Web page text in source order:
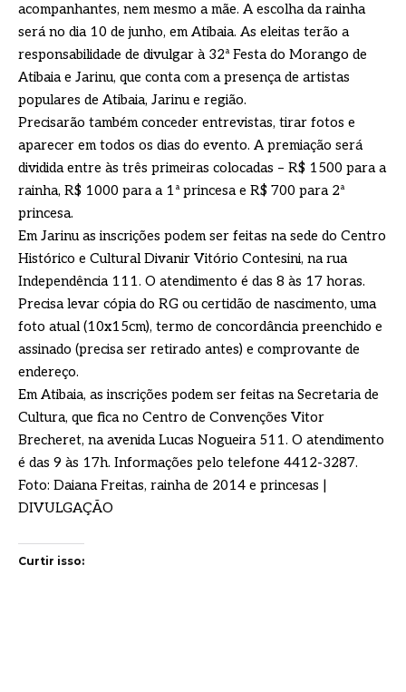
acompanhantes, nem mesmo a mãe. A escolha da rainha
será no dia 10 de junho, em Atibaia. As eleitas terão a
responsabilidade de divulgar à 32ª Festa do Morango de
Atibaia e Jarinu, que conta com a presença de artistas
populares de Atibaia, Jarinu e região.
Precisarão também conceder entrevistas, tirar fotos e
aparecer em todos os dias do evento. A premiação será
dividida entre às três primeiras colocadas – R$ 1500 para a
rainha, R$ 1000 para a 1ª princesa e R$ 700 para 2ª
princesa.
Em Jarinu as inscrições podem ser feitas na sede do Centro
Histórico e Cultural Divanir Vitório Contesini, na rua
Independência 111. O atendimento é das 8 às 17 horas.
Precisa levar cópia do RG ou certidão de nascimento, uma
foto atual (10x15cm), termo de concordância preenchido e
assinado (precisa ser retirado antes) e comprovante de
endereço.
Em Atibaia, as inscrições podem ser feitas na Secretaria de
Cultura, que fica no Centro de Convenções Vitor
Brecheret, na avenida Lucas Nogueira 511. O atendimento
é das 9 às 17h. Informações pelo telefone 4412-3287.
Foto: Daiana Freitas, rainha de 2014 e princesas |
DIVULGAÇÃO
Curtir isso: